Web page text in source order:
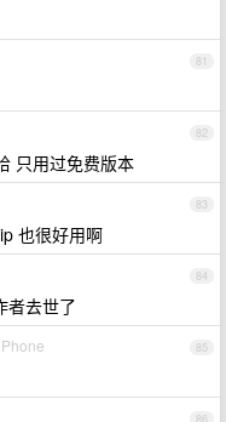
81
82
只用过免费版本
83
也很好用啊
84
者去世了
85